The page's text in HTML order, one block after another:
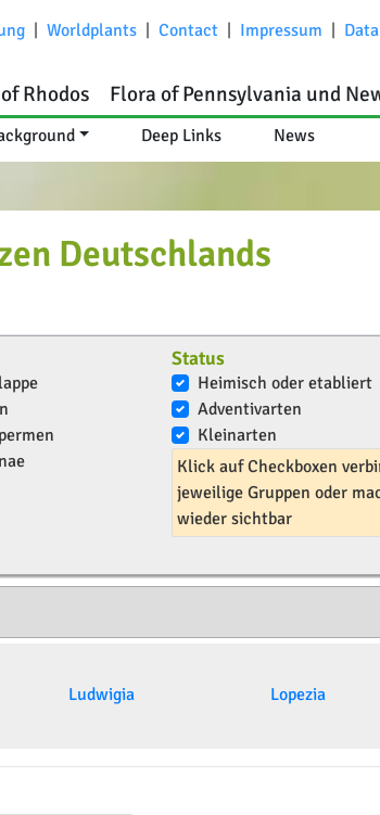
Worldplants Contact Impressum
Rhodos Flora of Pennsylvania und
Deep Links News
Deutschlands
Status
Heimisch oder etabliert
Adventivarten
Kleinarten
Klick auf Checkboxen
jeweilige Gruppen oder
wieder sichtbar
Ludwigia
Lopezia